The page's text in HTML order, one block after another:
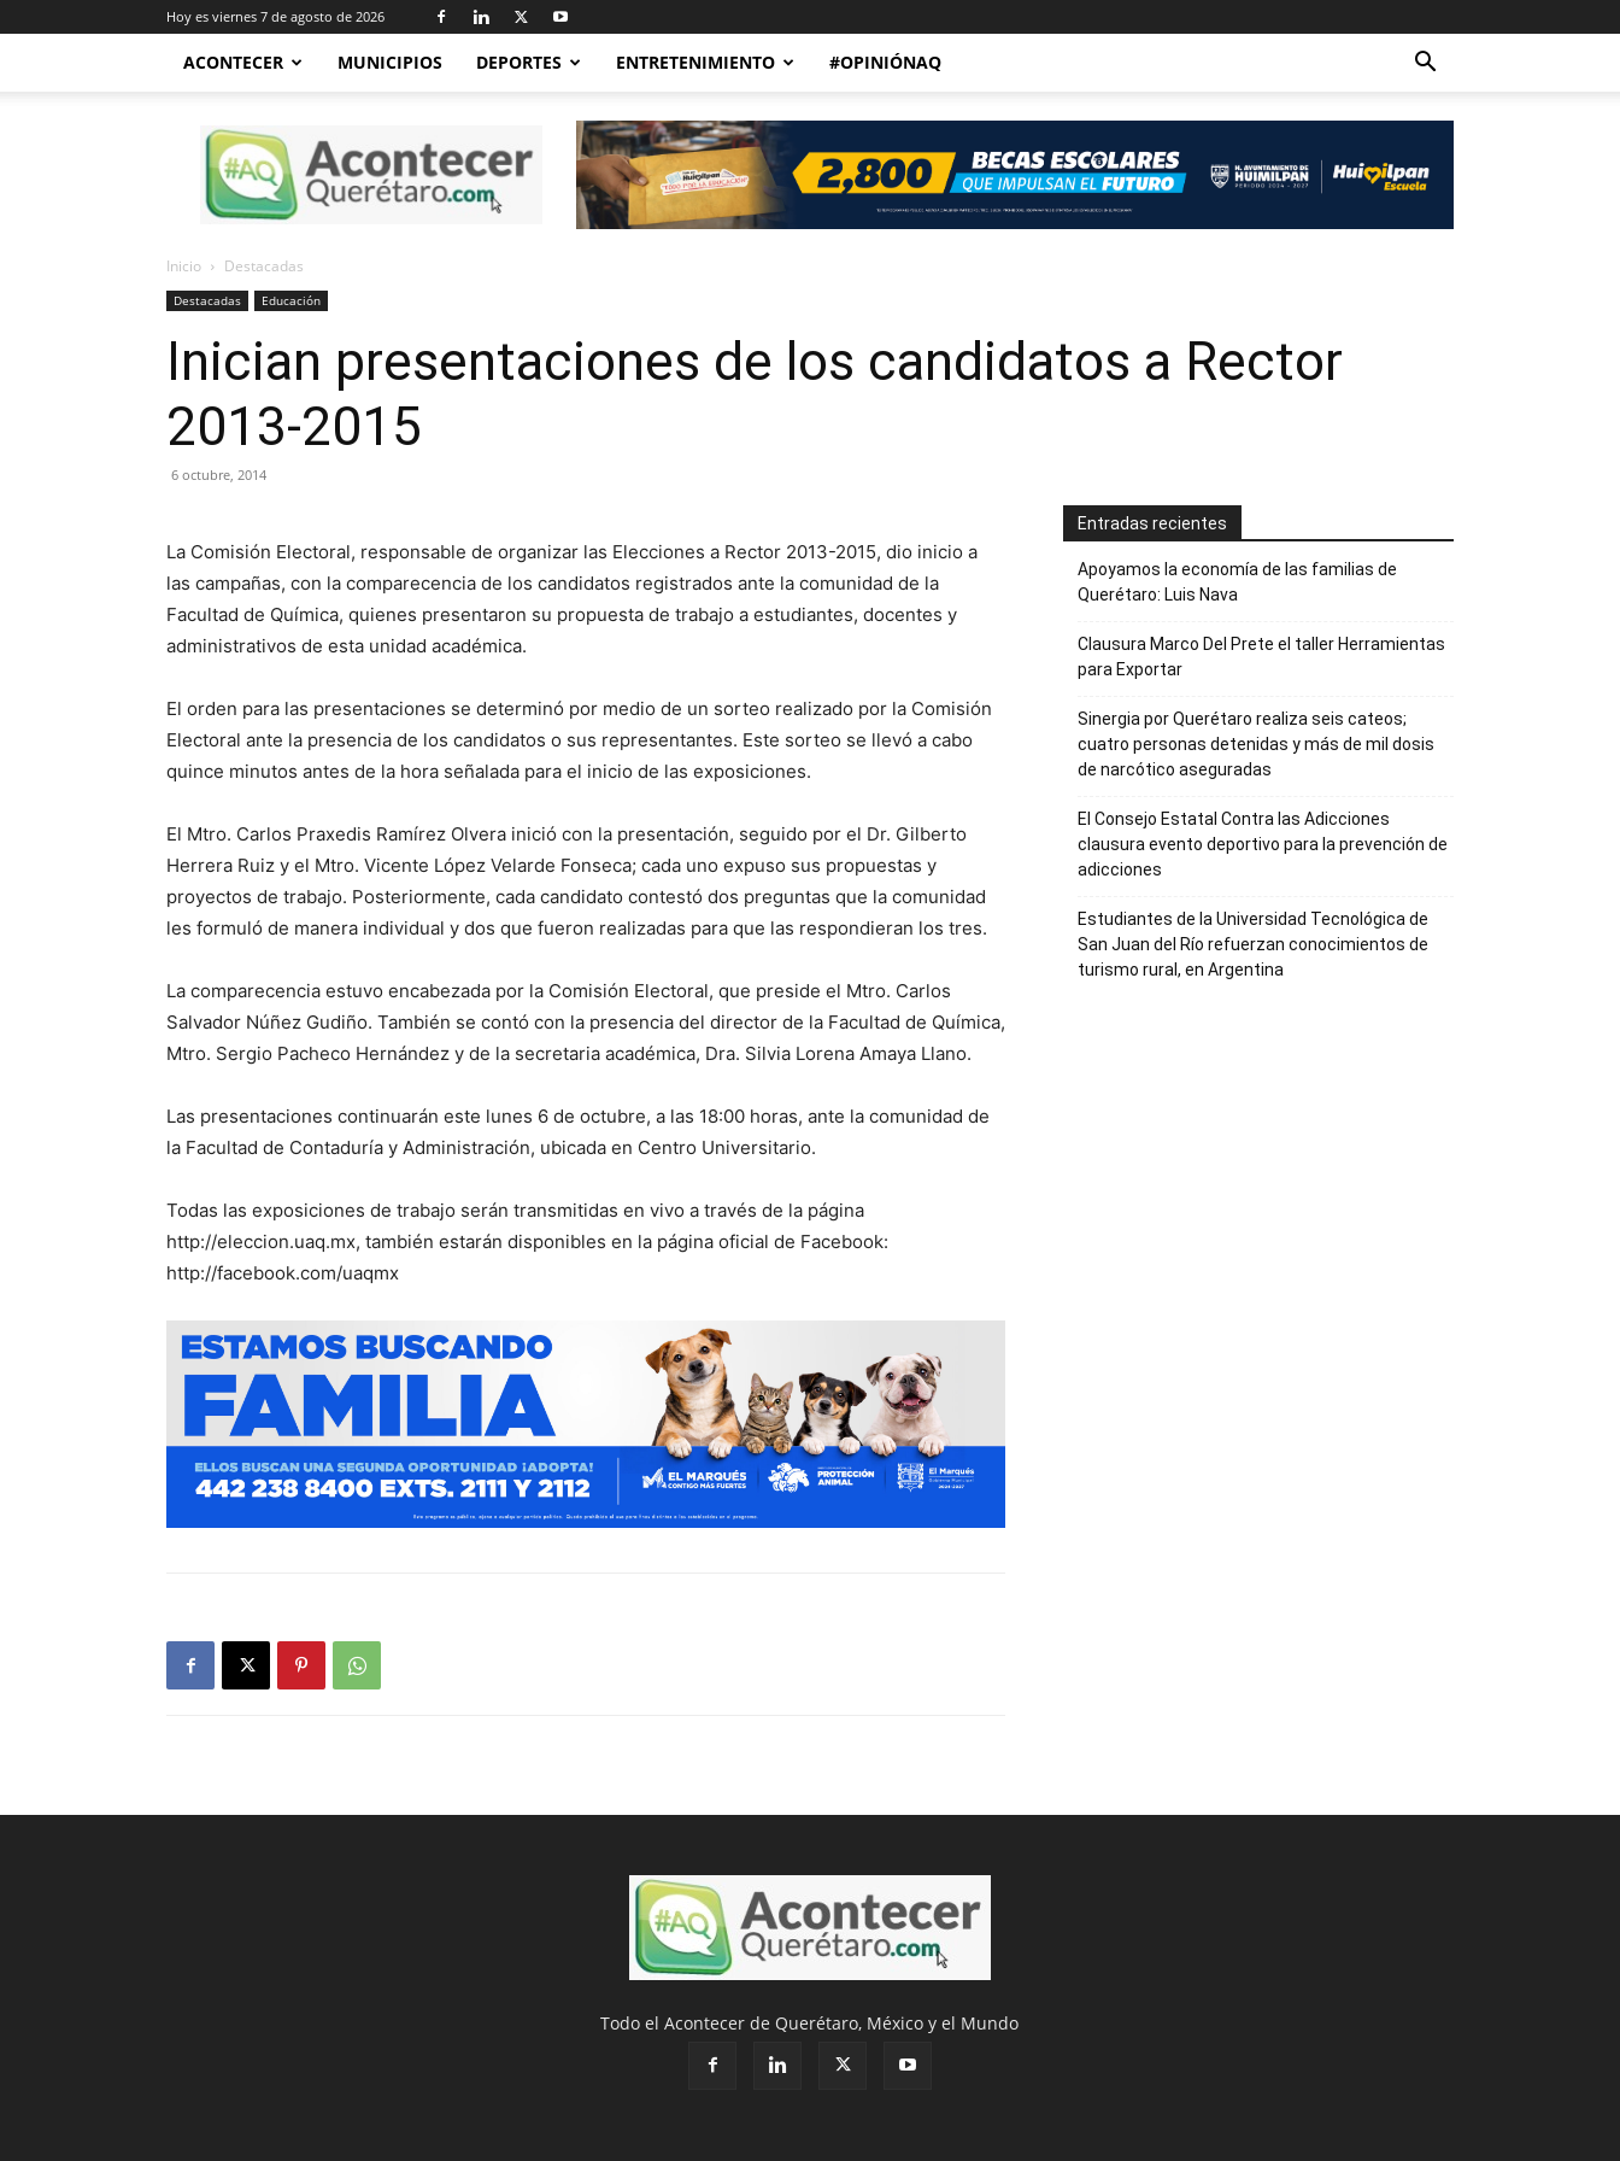
Hoy es viernes 7 de agosto de 2026
ACONTECER MUNICIPIOS DEPORTES ENTRETENIMIENTO #OPINIÓNAQ
Acontecer
Querétaro
Inicio Destacadas
Destacadas Educación
Inician presentaciones de los candidatos a Rector
2013-2015
6 octubre, 2014
La Comisión Electoral, responsable de organizar las Elecciones a Rector 2013-2015, dio inicio a
las campañas, con la comparecencia de los candidatos registrados ante la comunidad de la
Facultad de Química, quienes presentaron su propuesta de trabajo a estudiantes, docentes y
administrativos de esta unidad académica.
El orden para las presentaciones se determinó por medio de un sorteo realizado por la Comisión
Electoral ante la presencia de los candidatos o sus representantes. Este sorteo se llevó a cabo
quince minutos antes de la hora señalada para el inicio de las exposiciones.
El Mtro. Carlos Praxedis Ramírez Olvera inició con la presentación, seguido por el Dr. Gilberto
Herrera Ruiz y el Mtro. Vicente López Velarde Fonseca; cada uno expuso sus propuestas y
proyectos de trabajo. Posteriormente, cada candidato contestó dos preguntas que la comunidad
les formuló de manera individual y dos que fueron realizadas para que las respondieran los tres.
La comparecencia estuvo encabezada por la Comisión Electoral, que preside el Mtro. Carlos
Salvador Núñez Gudiño. También se contó con la presencia del director de la Facultad de Química,
Mtro. Sergio Pacheco Hernández y de la secretaria académica, Dra. Silvia Lorena Amaya Llano.
Las presentaciones continuarán este lunes 6 de octubre, a las 18:00 horas, ante la comunidad de
la Facultad de Contaduría y Administración, ubicada en Centro Universitario.
Todas las exposiciones de trabajo serán transmitidas en vivo a través de la página
http://eleccion.uaq.mx, también estarán disponibles en la página oficial de Facebook:
http://facebook.com/uaqmx
Entradas recientes
Apoyamos la economía de las familias de
Querétaro: Luis Nava
Clausura Marco Del Prete el taller Herramientas
para Exportar
Sinergia por Querétaro realiza seis cateos;
cuatro personas detenidas y más de mil dosis
de narcótico aseguradas
El Consejo Estatal Contra las Adicciones
clausura evento deportivo para la prevención de
adicciones
Estudiantes de la Universidad Tecnológica de
San Juan del Río refuerzan conocimientos de
turismo rural, en Argentina
Todo el Acontecer de Querétaro, México y el Mundo